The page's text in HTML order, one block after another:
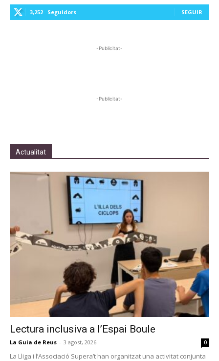
3,252 Seguidors SEGUIR
-Publicitat-
-Publicitat-
Actualitat
Lectura inclusiva a l’Espai Boule
La Guia de Reus - 3 agost, 2026 0
La Lliga i l’Associació Supera’t han organitzat una activitat conjunta